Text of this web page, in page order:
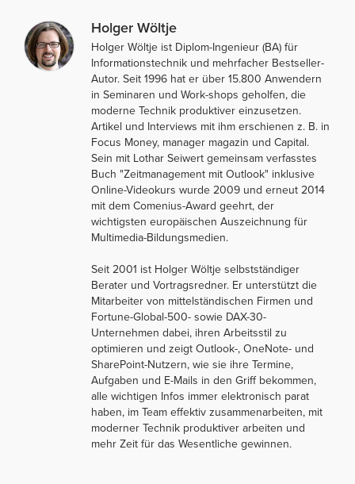
Holger Wöltje
Holger Wöltje ist Diplom-Ingenieur (BA) für
Informationstechnik und mehrfacher Bestseller-
Autor. Seit 1996 hat er über 15.800 Anwendern
in Seminaren und Work-shops geholfen, die
moderne Technik produktiver einzusetzen.
Artikel und Interviews mit ihm erschienen z. B. in
Focus Money, manager magazin und Capital.
Sein mit Lothar Seiwert gemeinsam verfasstes
Buch "Zeitmanagement mit Outlook" inklusive
Online-Videokurs wurde 2009 und erneut 2014
mit dem Comenius-Award geehrt, der
wichtigsten europäischen Auszeichnung für
Multimedia-Bildungsmedien.
Seit 2001 ist Holger Wöltje selbstständiger
Berater und Vortragsredner. Er unterstützt die
Mitarbeiter von mittelständischen Firmen und
Fortune-Global-500- sowie DAX-30-
Unternehmen dabei, ihren Arbeitsstil zu
optimieren und zeigt Outlook-, OneNote- und
SharePoint-Nutzern, wie sie ihre Termine,
Aufgaben und E-Mails in den Griff bekommen,
alle wichtigen Infos immer elektronisch parat
haben, im Team effektiv zusammenarbeiten, mit
moderner Technik produktiver arbeiten und
mehr Zeit für das Wesentliche gewinnen.